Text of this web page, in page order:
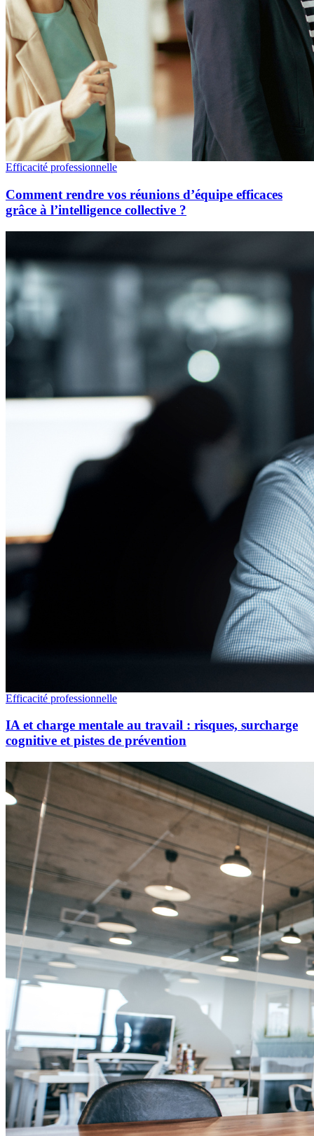
Efficacité professionnelle
Comment rendre vos réunions d’équipe efficaces
grâce à l’intelligence collective ?
Efficacité professionnelle
IA et charge mentale au travail : risques, surcharge
cognitive et pistes de prévention